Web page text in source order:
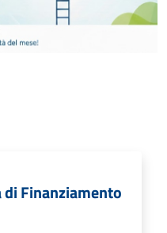
Finanziamento